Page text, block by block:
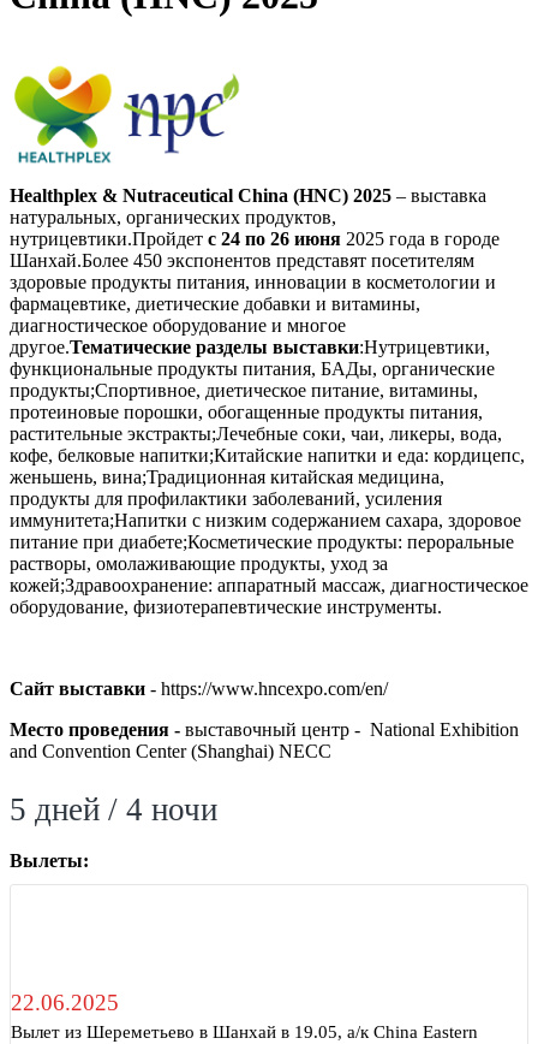
Healthplex & Nutraceutical China (HNC) 2025 – выставка
натуральных, органических продуктов,
нутрицевтики.Пройдет с 24 по 26 июня 2025 года в городе
Шанхай.Более 450 экспонентов представят посетителям
здоровые продукты питания, инновации в косметологии и
фармацевтике, диетические добавки и витамины,
диагностическое оборудование и многое
другое.Тематические разделы выставки:Нутрицевтики,
функциональные продукты питания, БАДы, органические
продукты;Спортивное, диетическое питание, витамины,
протеиновые порошки, обогащенные продукты питания,
растительные экстракты;Лечебные соки, чаи, ликеры, вода,
кофе, белковые напитки;Китайские напитки и еда: кордицепс,
женьшень, вина;Традиционная китайская медицина,
продукты для профилактики заболеваний, усиления
иммунитета;Напитки с низким содержанием сахара, здоровое
питание при диабете;Косметические продукты: пероральные
растворы, омолаживающие продукты, уход за
кожей;Здравоохранение: аппаратный массаж, диагностическое
оборудование, физиотерапевтические инструменты.
Сайт выставки - https://www.hncexpo.com/en/
Место проведения - выставочный центр - National Exhibition
and Convention Center (Shanghai) NECC
5 дней / 4 ночи
Вылеты:
22.06.2025
Вылет из Шереметьево в Шанхай в 19.05, а/к China Eastern